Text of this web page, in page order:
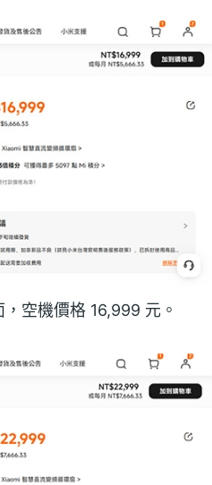
空機價格 16,999 元。